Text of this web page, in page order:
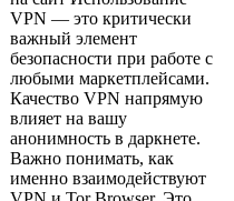
VPN — это критически
важный элемент
безопасности при работе с
любыми маркетплейсами.
Качество VPN напрямую
влияет на вашу
анонимность в даркнете.
Важно понимать, как
именно взаимодействуют